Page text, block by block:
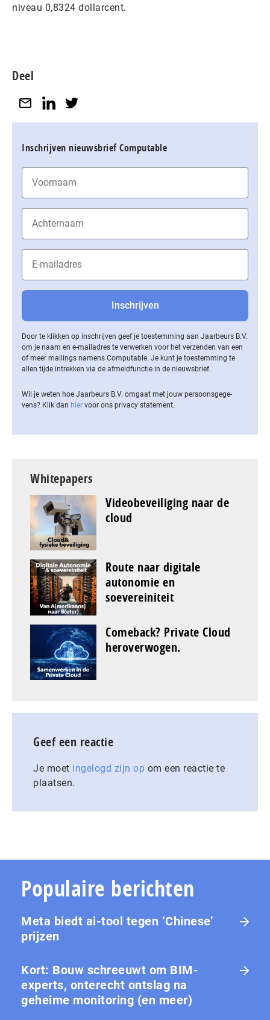
niveau 0,8324 dollarcent.
Deel
Inschrijven nieuwsbrief Computable
Door te klikken op inschrijven geef je toestemming aan Jaarbeurs B.V.
om je naam en e-mailadres te verwerken voor het verzenden van een
of meer mailings namens Computable. Je kunt je toestemming te
allen tijde intrekken via de af­meld­func­tie in de nieuwsbrief.
Wil je weten hoe Jaarbeurs B.V. omgaat met jouw per­soons­ge­ge­
vens? Klik dan hier voor ons privacy statement.
Whitepapers
Videobeveiliging naar de
cloud
Route naar digitale
autonomie en
soevereiniteit
Comeback? Private Cloud
heroverwogen.
Geef een reactie
Je moet ingelogd zijn op om een reactie te
plaatsen.
Populaire berichten
Meta biedt ai-tool tegen ‘Chinese’
prijzen
Kort: Bouw schreeuwt om BIM-
experts, onterecht ontslag na
geheime monitoring (en meer)